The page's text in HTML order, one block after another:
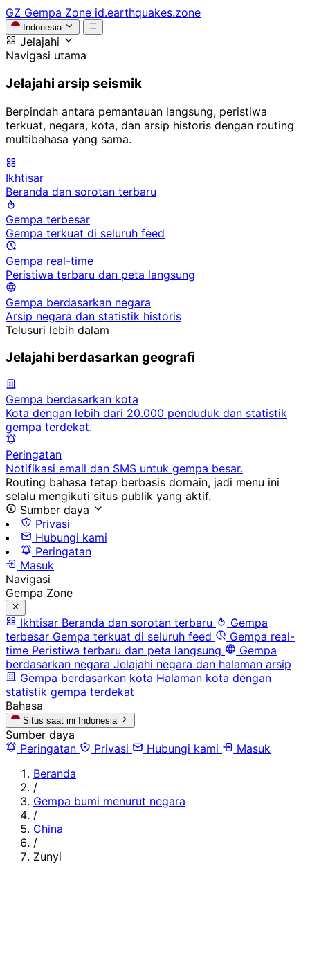
GZ Gempa Zone id.earthquakes.zone
Indonesia
Jelajahi
Navigasi utama
Jelajahi arsip seismik
Berpindah antara pemantauan langsung, peristiwa
terkuat, negara, kota, dan arsip historis dengan routing
multibahasa yang sama.
Ikhtisar
Beranda dan sorotan terbaru
Gempa terbesar
Gempa terkuat di seluruh feed
Gempa real-time
Peristiwa terbaru dan peta langsung
Gempa berdasarkan negara
Arsip negara dan statistik historis
Telusuri lebih dalam
Jelajahi berdasarkan geografi
Gempa berdasarkan kota
Kota dengan lebih dari 20.000 penduduk dan statistik
gempa terdekat.
Peringatan
Notifikasi email dan SMS untuk gempa besar.
Routing bahasa tetap berbasis domain, jadi menu ini
selalu mengikuti situs publik yang aktif.
Sumber daya
Privasi
Hubungi kami
Peringatan
Masuk
Navigasi
Gempa Zone
Ikhtisar Beranda dan sorotan terbaru
Gempa
terbesar Gempa terkuat di seluruh feed
Gempa real-
time Peristiwa terbaru dan peta langsung
Gempa
berdasarkan negara Jelajahi negara dan halaman arsip
Gempa berdasarkan kota Halaman kota dengan
statistik gempa terdekat
Bahasa
Situs saat ini Indonesia
Sumber daya
Peringatan
Privasi Hubungi kami
Masuk
Beranda
/
Gempa bumi menurut negara
/
China
/
Zunyi